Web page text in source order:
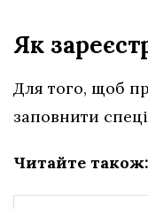
Як
Для того, щоб
заповнити
Читайте також: